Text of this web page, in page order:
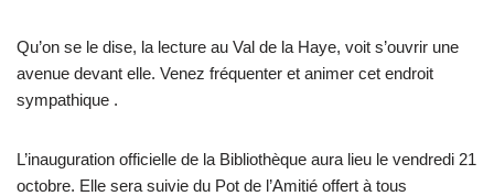
Qu’on se le dise, la lecture au Val de la Haye, voit s’ouvrir une
avenue devant elle. Venez fréquenter et animer cet endroit
sympathique .
L’inauguration officielle de la Bibliothèque aura lieu le vendredi 21
octobre. Elle sera suivie du Pot de l’Amitié offert à tous